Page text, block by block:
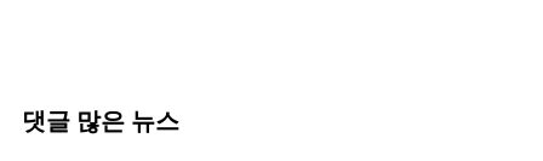
댓글 많은 뉴스